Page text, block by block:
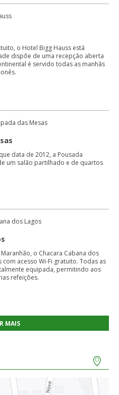
o Hotel Bigg Hauss está
dispõe de uma recepção aberta
data de 2012, a Pousada
um salão partilhado e de quartos
o Chacara Cabana dos
Wi-Fi gratuito. Todas as
equipada, permitindo aos
refeições.
MAIS